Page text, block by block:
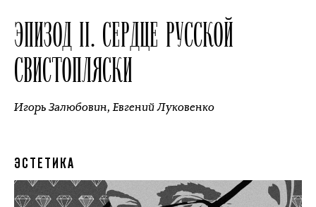
ЭПИЗОД II. СЕРДЦЕ РУССКОЙ
СВИСТОПЛЯСКИ
Игорь Залюбовин,Евгений Луковенко
ЭСТЕТИКА